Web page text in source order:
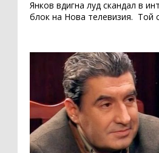
Янков вдигна луд скандал в
блок на Нова телевизия. Той